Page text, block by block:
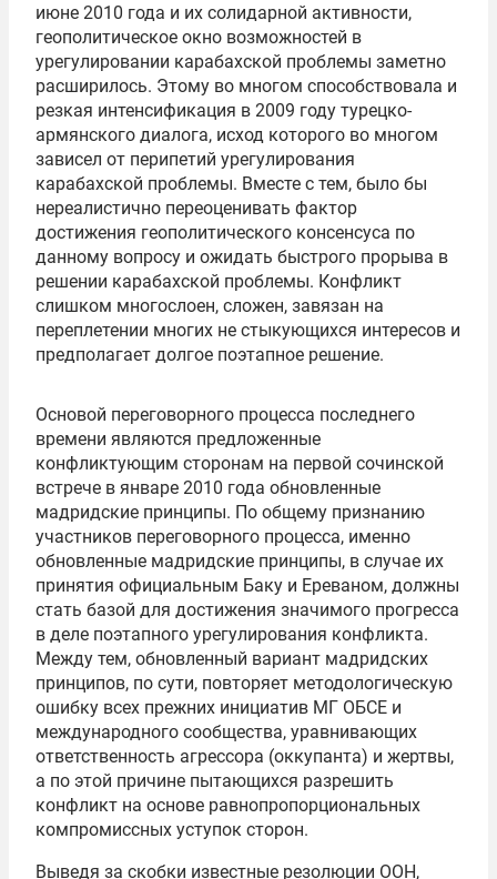
июне 2010 года и их солидарной активности,
геополитическое окно возможностей в
урегулировании карабахской проблемы заметно
расширилось. Этому во многом способствовала и
резкая интенсификация в 2009 году турецко-
армянского диалога, исход которого во многом
зависел от перипетий урегулирования
карабахской проблемы. Вместе с тем, было бы
нереалистично переоценивать фактор
достижения геополитического консенсуса по
данному вопросу и ожидать быстрого прорыва в
решении карабахской проблемы. Конфликт
слишком многослоен, сложен, завязан на
переплетении многих не стыкующихся интересов и
предполагает долгое поэтапное решение.
Основой переговорного процесса последнего
времени являются предложенные
конфликтующим сторонам на первой сочинской
встрече в январе 2010 года обновленные
мадридские принципы. По общему признанию
участников переговорного процесса, именно
обновленные мадридские принципы, в случае их
принятия официальным Баку и Ереваном, должны
стать базой для достижения значимого прогресса
в деле поэтапного урегулирования конфликта.
Между тем, обновленный вариант мадридских
принципов, по сути, повторяет методологическую
ошибку всех прежних инициатив МГ ОБСЕ и
международного сообщества, уравнивающих
ответственность агрессора (оккупанта) и жертвы,
а по этой причине пытающихся разрешить
конфликт на основе равнопропорциональных
компромиссных уступок сторон.
Выведя за скобки известные резолюции ООН,